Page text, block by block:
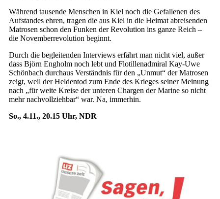
Während tausende Menschen in Kiel noch die Gefallenen des
Aufstandes ehren, tragen die aus Kiel in die Heimat abreisenden
Matrosen schon den Funken der Revolution ins ganze Reich –
die Novemberrevolution beginnt.
Durch die begleitenden Interviews erfährt man nicht viel, außer
dass Björn Engholm noch lebt und Flotillenadmiral Kay-Uwe
Schönbach durchaus Verständnis für den „Unmut“ der Matrosen
zeigt, weil der Heldentod zum Ende des Krieges seiner Meinung
nach „für weite Kreise der unteren Chargen der Marine so nicht
mehr nachvollziehbar“ war. Na, immerhin.
So., 4.11., 20.15 Uhr, NDR